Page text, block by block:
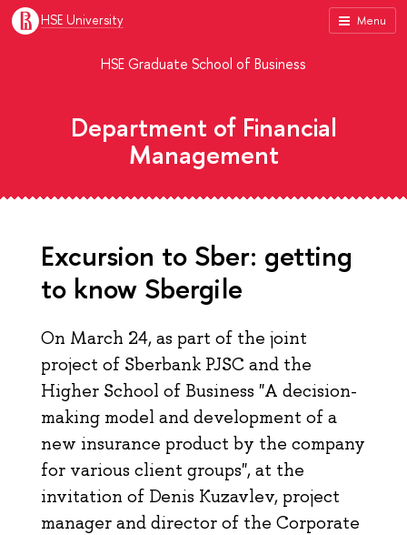
Menu
HSE University
HSE Graduate School of Business
Department of Financial
Management
Excursion to Sber: getting
to know Sbergile
On March 24, as part of the joint
project of Sberbank PJSC and the
Higher School of Business "A decision-
making model and development of a
new insurance product by the company
for various client groups", at the
invitation of Denis Kuzavlev, project
manager and director of the Corporate